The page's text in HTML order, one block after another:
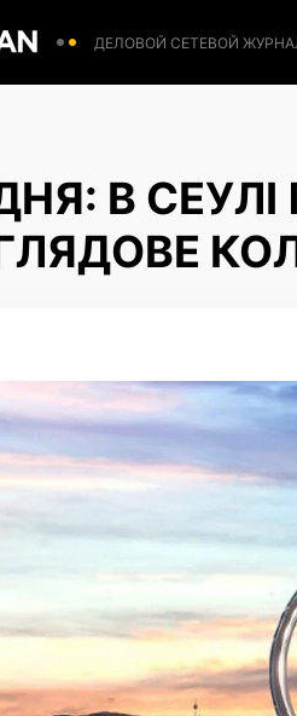
ДЕЛОВОЙ СЕТЕВОЙ
В